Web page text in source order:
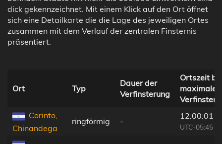
dick gekennzeichnet. Mit einem Klick auf den Ort öffnet
sich eine Detailkarte die die Lage des jeweiligen Ortes
zusammen mit dem Verlauf der zentralen Finsternis
präsentiert.
Ort Typ
Dauer der
Verfinsterung
Ortszeit
maximaler
Corinto,
Chinandega
ringförmig -
12:00:01
UTC-05:45